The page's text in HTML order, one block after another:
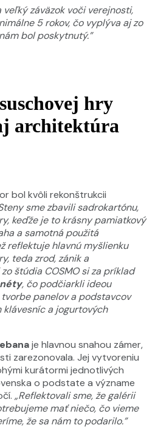
veľký záväzok voči verejnosti,
5 rokov, čo vyplýva aj zo
bol poskytnutý.”
hry
architektúra
bol kvôli rekonštrukcii
sme zbavili sadrokartónu,
keďže je to krásny pamiatkový
a samotná použitá
reflektuje hlavnú myšlienku
teda zrod, zánik a
štúdia COSMO si za príklad
, čo podčiarkli ideou
panelov a podstavcov
a jogurtových
je hlavnou snahou zámer,
zarezonovala. Jej vytvoreniu
kurátormi jednotlivých
o podstate a význame
„Reflektovali sme, že galérii
mať niečo, čo vieme
že sa nám to podarilo.”